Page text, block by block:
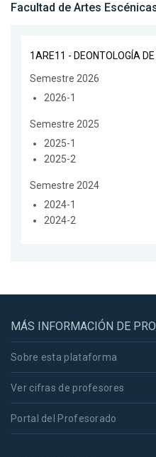
Facultad de Artes
1ARE11 - DEONTOLOGÍA
Semestre 2026
2026-1
Semestre 2025
2025-1
2025-2
Semestre 2024
2024-1
2024-2
MÁS INFORMACIÓN DE
Sobre esta plataforma
Ver cifras de profesores
Portal del Profesorado